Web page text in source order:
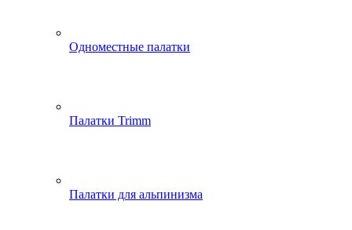
Одноместные палатки
Палатки Trimm
Палатки для альпинизма